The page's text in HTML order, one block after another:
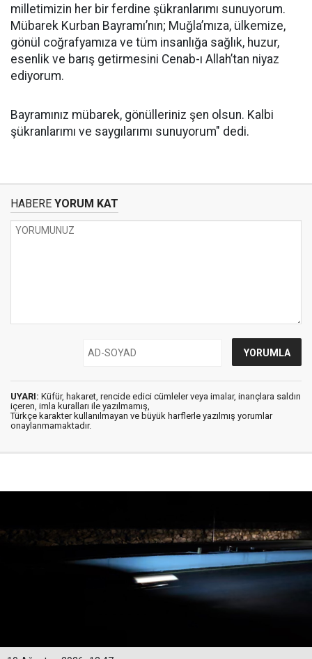
milletimizin her bir ferdine şükranlarımı sunuyorum.
Mübarek Kurban Bayramı’nın; Muğla’mıza, ülkemize,
gönül coğrafyamıza ve tüm insanlığa sağlık, huzur,
esenlik ve barış getirmesini Cenab-ı Allah’tan niyaz
ediyorum.
Bayramınız mübarek, gönülleriniz şen olsun. Kalbi
şükranlarımı ve saygılarımı sunuyorum" dedi.
HABERE YORUM KAT
UYARI: Küfür, hakaret, rencide edici cümleler veya imalar, inançlara saldırı
içeren, imla kuralları ile yazılmamış,
Türkçe karakter kullanılmayan ve büyük harflerle yazılmış yorumlar
onaylanmamaktadır.